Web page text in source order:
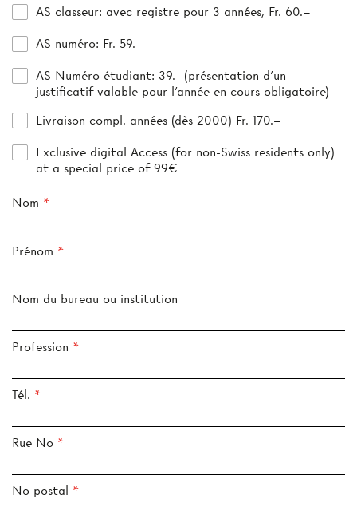
AS classeur: avec registre pour 3 années, Fr. 60.–
AS numéro: Fr. 59.–
AS Numéro étudiant: 39.- (présentation d’un
justificatif valable pour l’année en cours obligatoire)
Livraison compl. années (dès 2000) Fr. 170.–
Exclusive digital Access (for non-Swiss residents only)
at a special price of 99€
Nom
Prénom
Nom du bureau ou institution
Profession
Tél.
Rue No
No postal